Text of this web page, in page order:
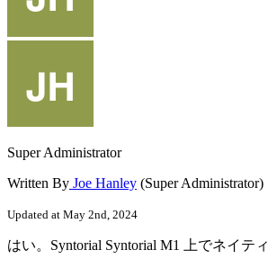
Super Administrator
Written By Joe Hanley (Super Administrator)
Updated at May 2nd, 2024
はい。 Syntorial Syntorial M1 上でネイ テ ィ